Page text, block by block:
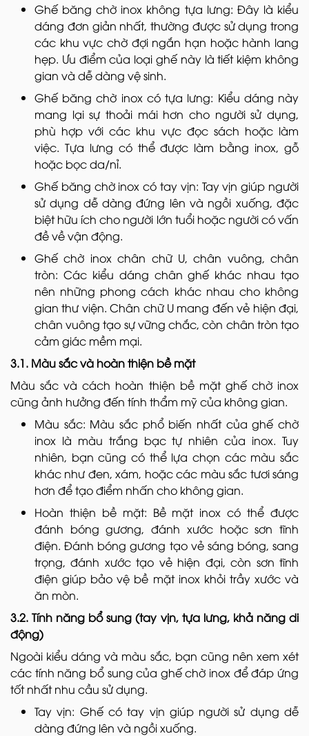
Ghế băng chờ inox không tựa lưng: Đây là kiểu
dáng đơn giản nhất, thường được sử dụng trong
các khu vực chờ đợi ngắn hạn hoặc hành lang
hẹp. Ưu điểm của loại ghế này là tiết kiệm không
gian và dễ dàng vệ sinh.
Ghế băng chờ inox có tựa lưng: Kiểu dáng này
mang lại sự thoải mái hơn cho người sử dụng,
phù hợp với các khu vực đọc sách hoặc làm
việc. Tựa lưng có thể được làm bằng inox, gỗ
hoặc bọc da/nỉ.
Ghế băng chờ inox có tay vịn: Tay vịn giúp người
sử dụng dễ dàng đứng lên và ngồi xuống, đặc
biệt hữu ích cho người lớn tuổi hoặc người có vấn
đề về vận động.
Ghế chờ inox chân chữ U, chân vuông, chân
tròn: Các kiểu dáng chân ghế khác nhau tạo
nên những phong cách khác nhau cho không
gian thư viện. Chân chữ U mang đến vẻ hiện đại,
chân vuông tạo sự vững chắc, còn chân tròn tạo
cảm giác mềm mại.
3.1. Màu sắc và hoàn thiện bề mặt
Màu sắc và cách hoàn thiện bề mặt ghế chờ inox
cũng ảnh hưởng đến tính thẩm mỹ của không gian.
Màu sắc: Màu sắc phổ biến nhất của ghế chờ
inox là màu trắng bạc tự nhiên của inox. Tuy
nhiên, bạn cũng có thể lựa chọn các màu sắc
khác như đen, xám, hoặc các màu sắc tươi sáng
hơn để tạo điểm nhấn cho không gian.
Hoàn thiện bề mặt: Bề mặt inox có thể được
đánh bóng gương, đánh xước hoặc sơn tĩnh
điện. Đánh bóng gương tạo vẻ sáng bóng, sang
trọng, đánh xước tạo vẻ hiện đại, còn sơn tĩnh
điện giúp bảo vệ bề mặt inox khỏi trầy xước và
ăn mòn.
3.2. Tính năng bổ sung (tay vịn, tựa lưng, khả năng di
động)
Ngoài kiểu dáng và màu sắc, bạn cũng nên xem xét
các tính năng bổ sung của ghế chờ inox để đáp ứng
tốt nhất nhu cầu sử dụng.
Tay vịn: Ghế có tay vịn giúp người sử dụng dễ
dàng đứng lên và ngồi xuống.